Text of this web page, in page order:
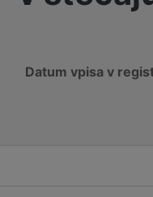
Datum vpisa v